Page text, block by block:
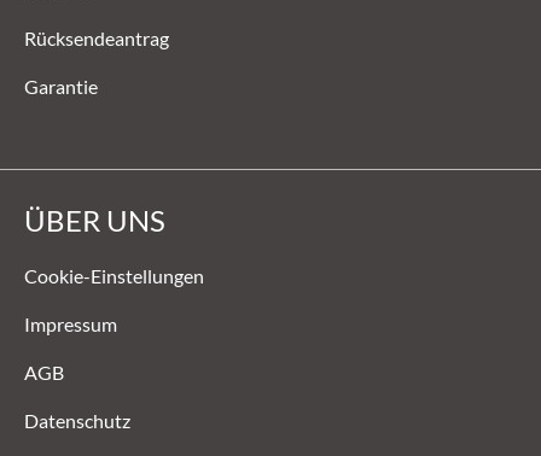
Rücksendeantrag
Garantie
ÜBER UNS
Cookie-Einstellungen
Impressum
AGB
Datenschutz